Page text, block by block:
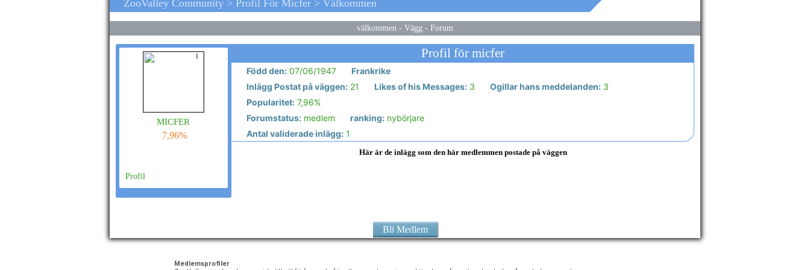
ZooValley Community > Profil För Micfer > Välkommen
välkommen - Vägg - Forum
1
micfer
7,96%
Profil
Profil för micfer
Född den:07/06/1947
Frankrike
Inlägg Postat på väggen:21 Likes of his Messages:3 Ogillar hans meddelanden:3
Popularitet:7,96%
Forumstatus:medlem ranking:nybörjare
Antal validerade inlägg:1
Här är de inlägg som den här medlemmen postade på väggen
Bli Medlem
Medlemsprofiler